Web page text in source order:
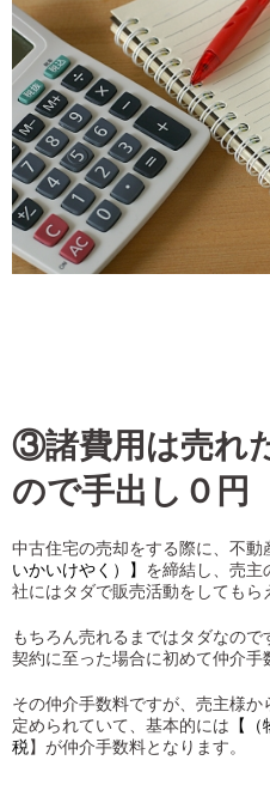
③諸費用は売れ
ので手出し０円
中古住宅の売却をする際に、不動
いかいけやく）】 を締結し、売主
社にはタダで販売活動をしてもら
もちろん売れるまではタダなの
契約に至った場合に初めて仲介手
その仲介手数料ですが、売主様
定められていて、基本的には 【
税】が仲介手数料となります。